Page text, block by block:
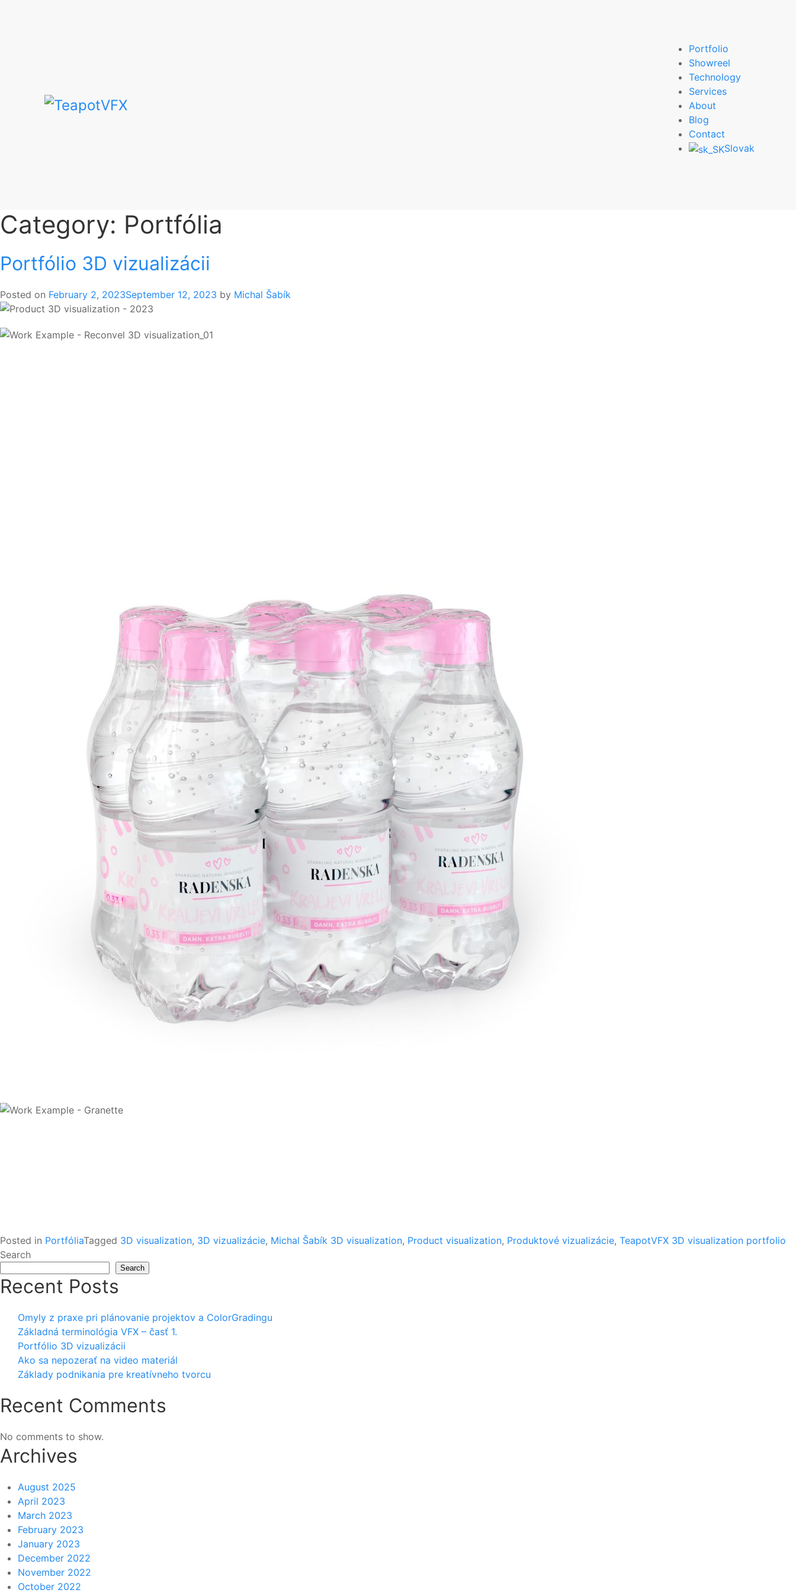
Portfolio
Showreel
Technology
Services
About
Blog
Contact
Slovak
Category: Portfólia
Portfólio 3D vizualizácii
Posted on February 2, 2023September 12, 2023 by Michal Šabík
Posted in PortfóliaTagged 3D visualization, 3D vizualizácie, Michal Šabík 3D visualization, Product visualization, Produktové vizualizácie, TeapotVFX 3D visualization portfolio
Search
Search
Recent Posts
Omyly z praxe pri plánovanie projektov a ColorGradingu
Základná terminológia VFX – časť 1.
Portfólio 3D vizualizácii
Ako sa nepozerať na video materiál
Základy podnikania pre kreatívneho tvorcu
Recent Comments
No comments to show.
Archives
August 2025
April 2023
March 2023
February 2023
January 2023
December 2022
November 2022
October 2022